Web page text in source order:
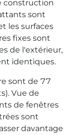
construction
sont
les surfaces
fixes sont
de l'extérieur,
identiques.
sont de 77
Vue de
de fenêtres
sont
davantage